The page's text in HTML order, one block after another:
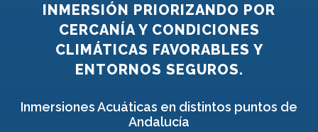
INMERSIÓN PRIORIZANDO POR
CERCANÍA Y CONDICIONES
CLIMÁTICAS FAVORABLES Y
ENTORNOS SEGUROS.
Inmersiones Acuáticas en distintos puntos de
Andalucía